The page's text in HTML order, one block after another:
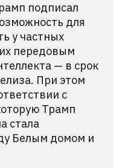
подписал
для
у частных
передовым
— в срок
При этом
с
Трамп
стала
Белым домом и